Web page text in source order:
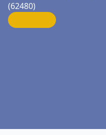
(62480)